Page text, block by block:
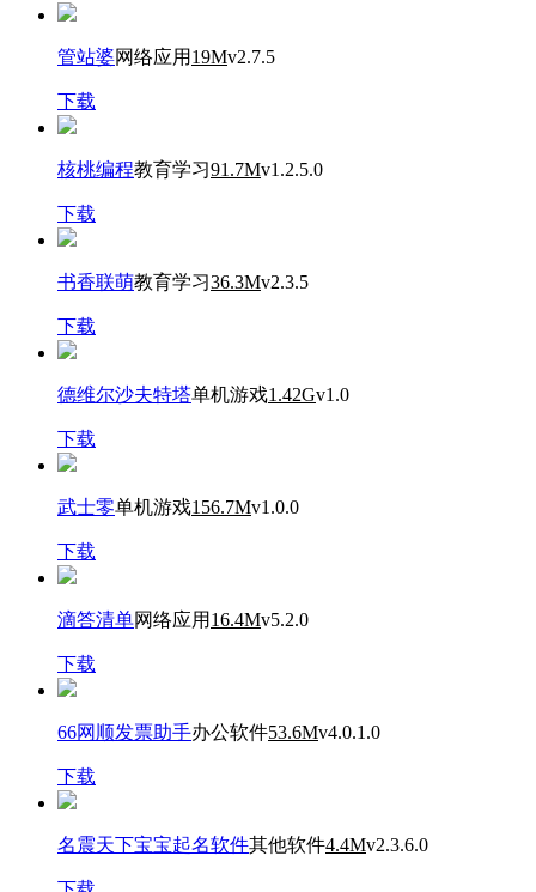
管站婆网络应用 19Mv2.7.5
下载
核桃编程教育学习91.7Mv1.2.5.0
下载
书香联萌教育学习36.3Mv2.3.5
下载
德维尔沙夫特塔单机游戏1.42Gv1.0
下载
武士零单机游戏156.7Mv1.0.0
下载
滴答清单网络应用 16.4Mv5.2.0
下载
66网顺发票助手办公软件53.6Mv4.0.1.0
下载
名震天下宝宝起名软件其他软件4.4Mv2.3.6.0